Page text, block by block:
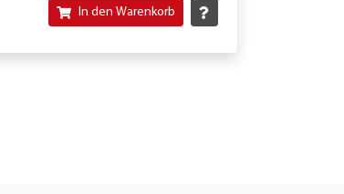
verringern
Menge erhöhen
In den Warenkorb